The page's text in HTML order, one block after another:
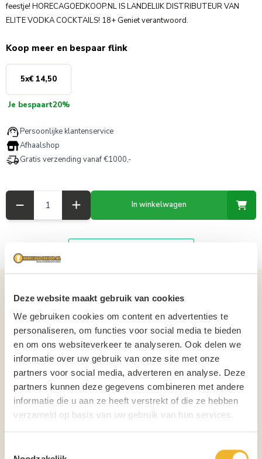
Deze website maakt gebruik van cookies
We gebruiken cookies om content en advertenties te
personaliseren, om functies voor social media te bieden
en om ons websiteverkeer te analyseren. Ook delen we
informatie over uw gebruik van onze site met onze
partners voor social media, adverteren en analyse. Deze
partners kunnen deze gegevens combineren met andere
informatie die u aan ze heeft verstrekt of die ze hebben
verzameld op basis van uw gebruik van hun services.
feestje! HORECAGOEDKOOP.NL IS LANDELIJK DISTRIBUTEUR VAN
ELITE VODKA COCKTAILS! 18+ Geniet verantwoord.
Koop meer en bespaar flink
5x€ 14,50
Je bespaart20%
Persoonlijke klantenservice
Afhaalshop
Gratis verzending vanaf €1000,-
In winkelwagen
Details over het product
Elite Vodka Cocktails SUNSET SEX blik Tray 12x25cl 6% alc. ELITE
VODKA COCKTAILS HEERLIJK SMAAKVOLLE COCKTAILS, LAAG IN
CALORIËN. Proef de smaak van de zomer in elke slok! ELITE VODKA
COCKTAILS SUNSET SEX combineert een onweerstaanbare tropische
blend van sappige perzik, zachte sinasappel en zuivere vodka tot een
perfect gebalanceerde ready-to-drink cocktail. Fris, fruitig en verleidelijk
lekker. Ideaal voor festivals, stranddagen, feestjes, BBQ's of gewoon
onderweg. Dankzij de handige blikjes neem je jouw favoriete cocktail
blikjes Of je nu danst op een festival, geniet met vrienden of de zon